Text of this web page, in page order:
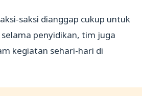
saksi dianggap cukup untuk
penyidikan, tim juga
kegiatan sehari-hari di